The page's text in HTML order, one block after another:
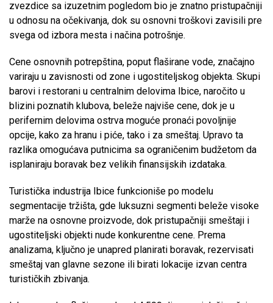
zvezdice sa izuzetnim pogledom bio je znatno pristupačniji
u odnosu na očekivanja, dok su osnovni troškovi zavisili pre
svega od izbora mesta i načina potrošnje.
Cene osnovnih potrepština, poput flaširane vode, značajno
variraju u zavisnosti od zone i ugostiteljskog objekta. Skupi
barovi i restorani u centralnim delovima Ibice, naročito u
blizini poznatih klubova, beleže najviše cene, dok je u
perifernim delovima ostrva moguće pronaći povoljnije
opcije, kako za hranu i piće, tako i za smeštaj. Upravo ta
razlika omogućava putnicima sa ograničenim budžetom da
isplaniraju boravak bez velikih finansijskih izdataka.
Turistička industrija Ibice funkcioniše po modelu
segmentacije tržišta, gde luksuzni segmenti beleže visoke
marže na osnovne proizvode, dok pristupačniji smeštaji i
ugostiteljski objekti nude konkurentne cene. Prema
analizama, ključno je unapred planirati boravak, rezervisati
smeštaj van glavne sezone ili birati lokacije izvan centra
turističkih zbivanja.